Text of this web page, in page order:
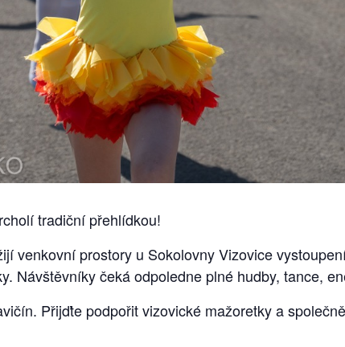
tradiční přehlídkou!
venkovní prostory u Sokolovny Vizovice
Návštěvníky čeká odpoledne plné hudby, tance,
Přijďte podpořit vizovické mažoretky a